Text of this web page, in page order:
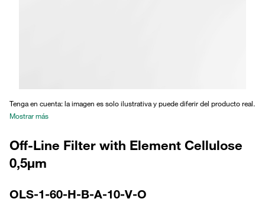
Tenga en cuenta: la imagen es solo ilustrativa y puede diferir del producto real.
Mostrar más
Off-Line Filter with Element Cellulose
0,5µm
OLS-1-60-H-B-A-10-V-O